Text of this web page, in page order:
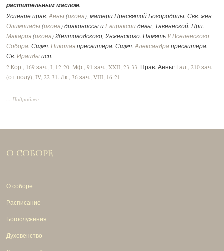
растительным маслом.
Успение прав.Анны (икона), матери Пресвятой Богородицы. Свв. жен
Олимпиады (икона) диакониссы иЕвпраксии девы, Тавеннской. Прп.
Макария (икона) Желтоводского, Унженского. Память V Вселенского
Собора. Сщмч.Николая пресвитера. Сщмч.Александра пресвитера.
Св.Ираиды исп.
2 Кор., 169 зач., I, 12-20. Мф., 91 зач., XXII, 23-33. Прав. Анны: Гал., 210 зач.
(от полу́), IV, 22-31. Лк., 36 зач., VIII, 16-21.
... Подробнее
О СОБОРЕ
О соборе
Расписание
Богослужения
Духовенство